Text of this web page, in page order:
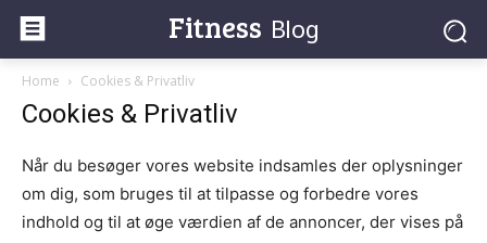
Fitness Blog
Home Cookies & Privatliv
Cookies & Privatliv
Når du besøger vores website indsamles der oplysninger
om dig, som bruges til at tilpasse og forbedre vores
indhold og til at øge værdien af de annoncer, der vises på